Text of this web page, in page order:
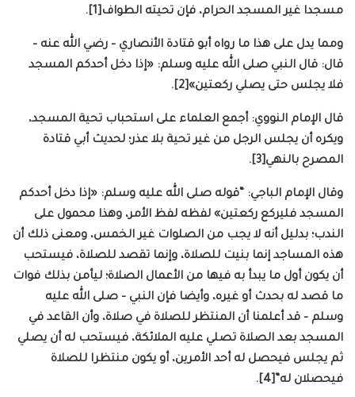
مسجدا غير المسجد الحرام، فإن تحيته الطواف[1].
ومما يدل على هذا ما رواه أبو قتادة الأنصاري – رضي الله عنه –
قال: قال النبي صلى الله عليه وسلم: «إذا دخل أحدكم المسجد
فلا يجلس حتى يصلي ركعتين»[2].
قال الإمام النووي: أجمع العلماء على استحباب تحية المسجد،
ويكره أن يجلس الرجل من غير تحية بلا عذر؛ لحديث أبي قتادة
المصرح بالنهي[3].
وقال الإمام الباجي: “قوله صلى الله عليه وسلم: «إذا دخل أحدكم
المسجد فليركع ركعتين» لفظه لفظ الأمر، وهذا محمول على
الندب؛ بدليل أنه لا يجب من الصلوات غير الخمس، ومعنى ذلك أن
هذه المساجد إنما بنيت للصلاة، وإنما تقصد للصلاة، فيستحب
أن يكون أول ما يبدأ به فيها من الأعمال الصلاة؛ ليأمن بذلك فوات
ما قصد له بحدث أو غيره، وأيضا فإن النبي – صلى الله عليه
وسلم – قد أعلمنا أن المنتظر للصلاة في صلاة، وأن القاعد في
المسجد بعد الصلاة تصلي عليه الملائكة، فيستحب له أن يصلي
ثم يجلس فيحصل له أحد الأمرين، أو يكون منتظرا للصلاة
فيحصلان له”[4].